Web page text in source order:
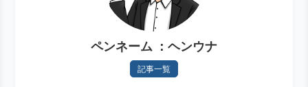
ペンネーム ：ヘンウナ
記事一覧